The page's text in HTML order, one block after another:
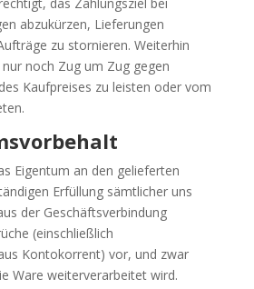
abzukürzen, Lieferungen
zu stornieren. Weiterhin
noch Zug um Zug gegen
Kaufpreises zu leisten oder vom
Eigentum an den gelieferten
Erfüllung sämtlicher uns
der Geschäftsverbindung
(einschließlich
Kontokorrent) vor, und zwar
Ware weiterverarbeitet wird.